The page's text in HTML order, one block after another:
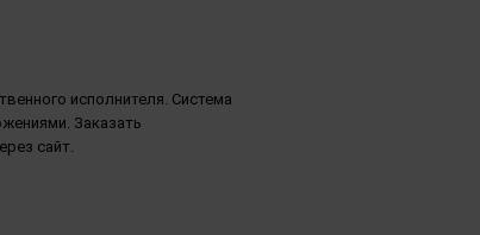
исполнителя. Система
Заказать
сайт.